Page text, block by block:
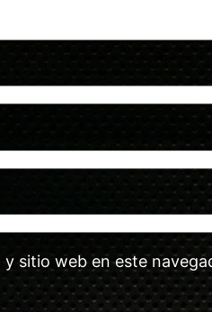
sitio web en este